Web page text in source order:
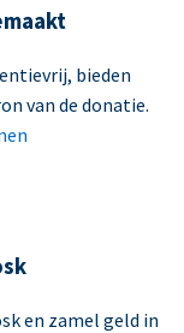
bieden
van de donatie.
en zamel geld in